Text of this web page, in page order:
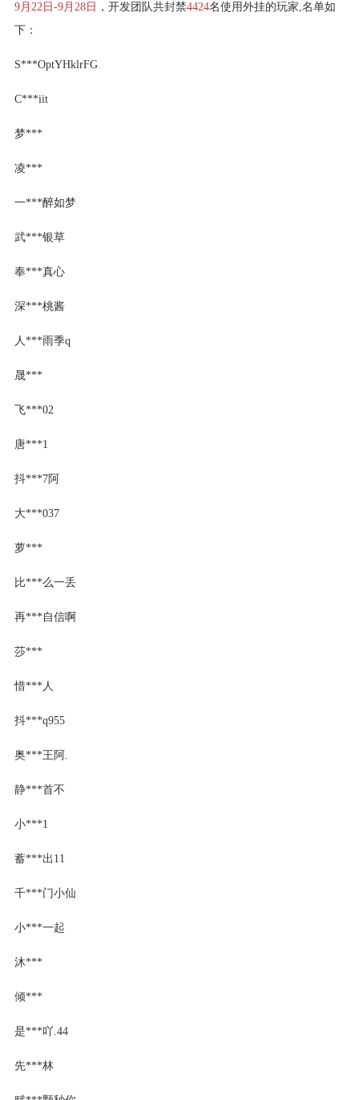
9月22日-9月28日 ，开发团队共封禁4424名使用外挂的玩家,名单如
下：
S***OptYHklrFG
C***iit
梦***
凌***
一***醉如梦
武***银草
奉***真心
深***桃酱
人***雨季q
晟***
飞***02
唐***1
抖***7阿
大***037
萝***
比***么一丢
再***自信啊
莎***
惜***人
抖***q955
奥***王阿.
静***首不
小***1
蓄***出11
千***门小仙
小***一起
沐***
倾***
是***吖.44
先***林